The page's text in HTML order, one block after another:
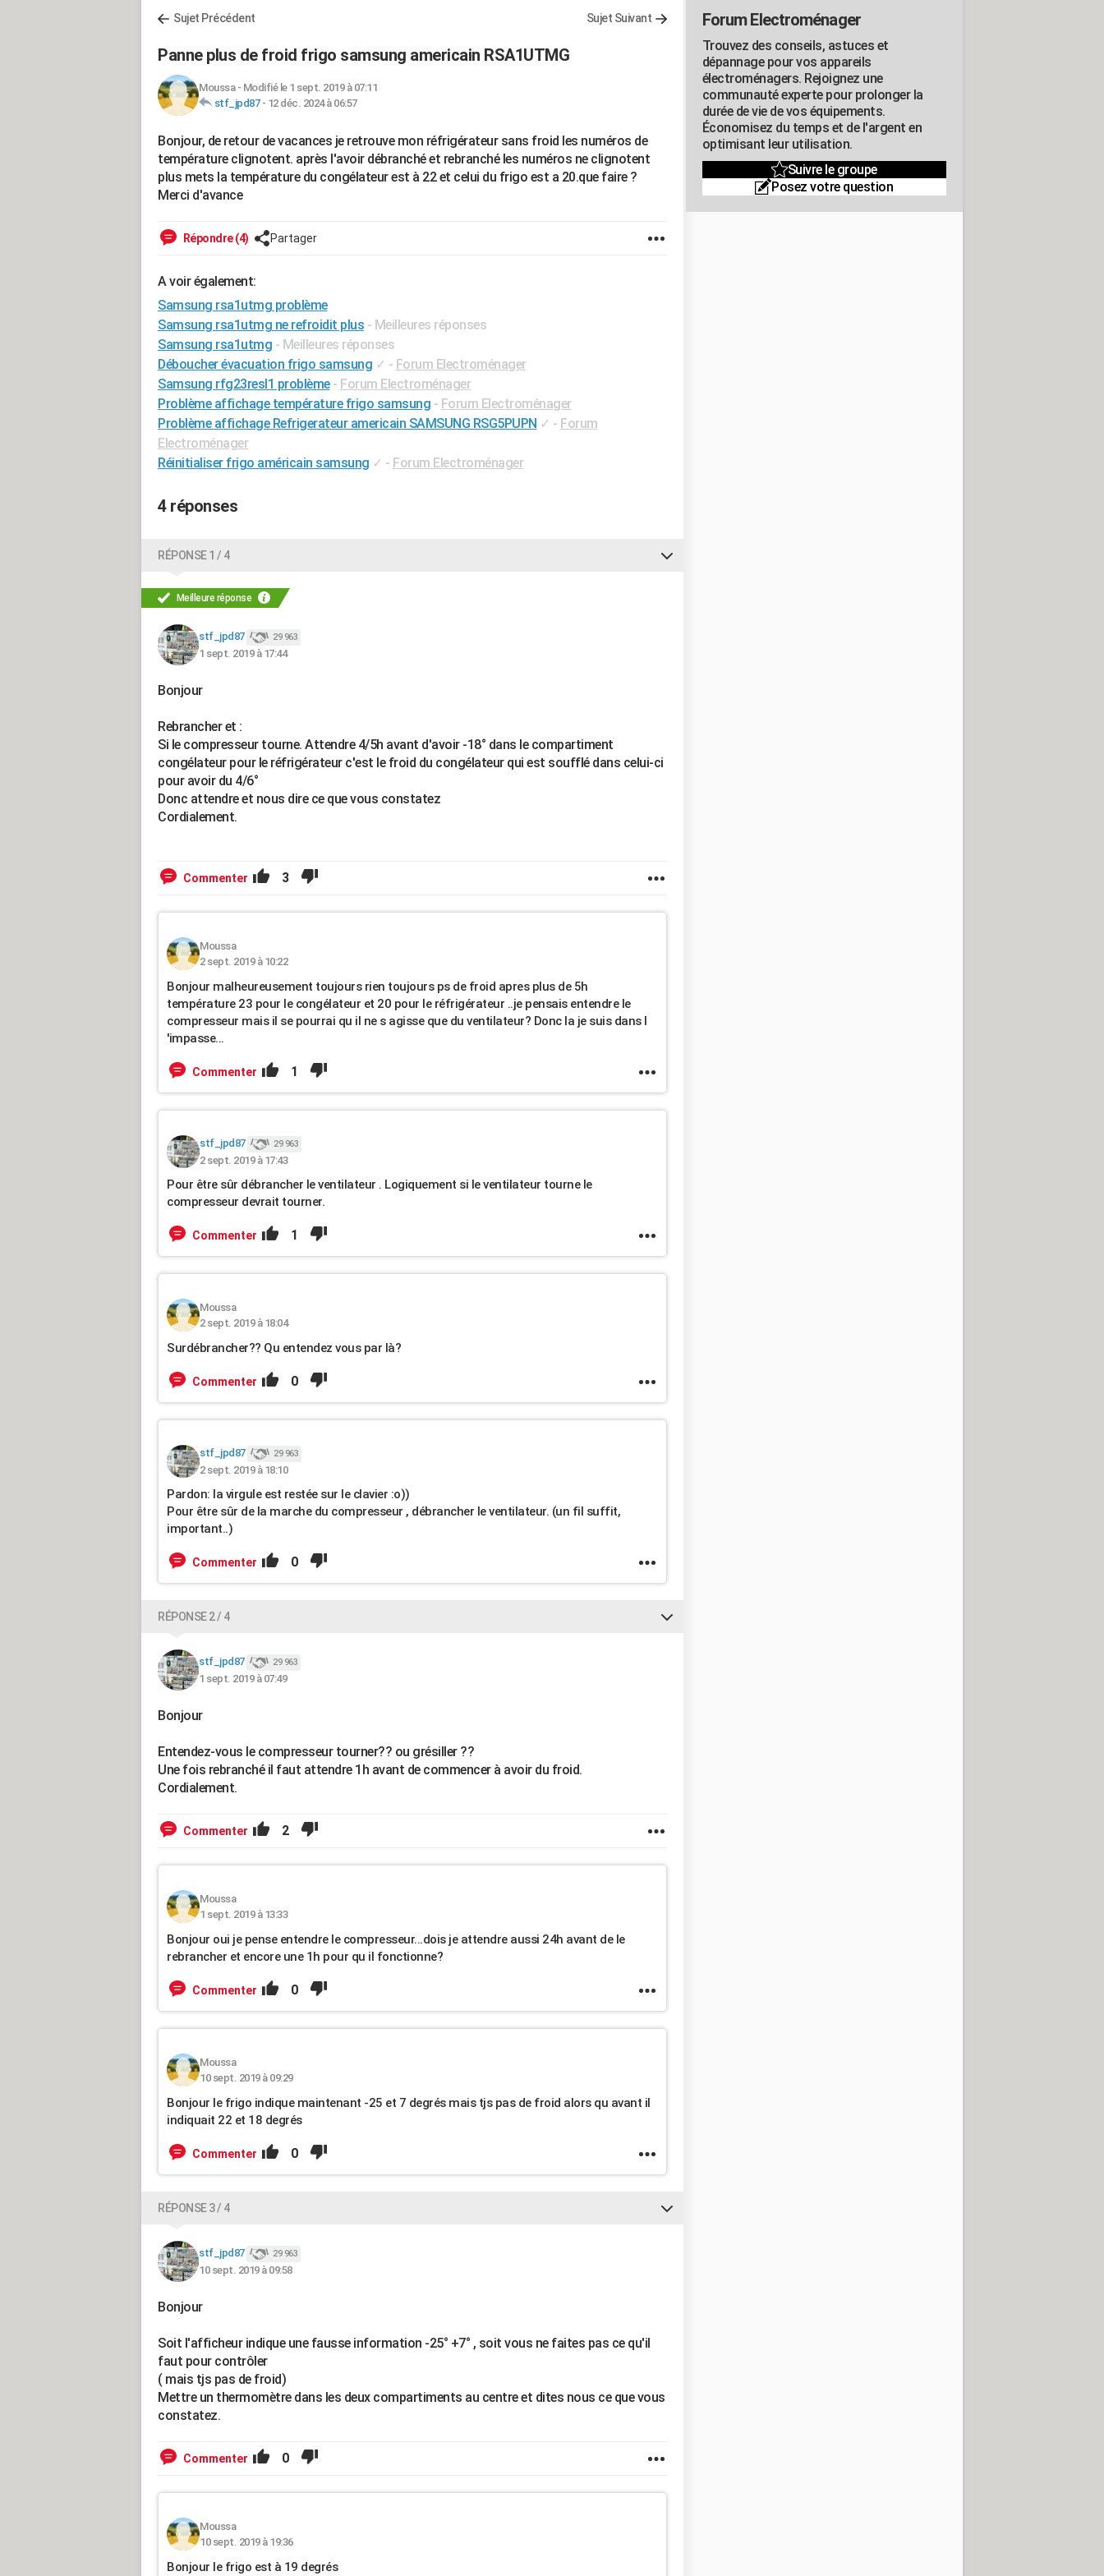
Sujet Précédent Sujet Suivant
Panne plus de froid frigo samsung americain RSA1UTMG
Moussa- Modifié le 1 sept. 2019 à 07:11
stf_jpd87- 12 déc. 2024 à 06:57
Bonjour, de retour de vacances je retrouve mon réfrigérateur sans froid les numéros de
température clignotent. après l'avoir débranché et rebranché les numéros ne clignotent
plus mets la température du congélateur est à 22 et celui du frigo est a 20.que faire ?
Merci d'avance
Répondre (4) Partager
A voir également:
Samsung rsa1utmg problème
Samsung rsa1utmg ne refroidit plus - Meilleures réponses
Samsung rsa1utmg - Meilleures réponses
Déboucher évacuation frigo samsung ✓ - Forum Electroménager
Samsung rfg23resl1 problème - Forum Electroménager
Problème affichage température frigo samsung - Forum Electroménager
Problème affichage Refrigerateur americain SAMSUNG RSG5PUPN ✓ - Forum
Electroménager
Réinitialiser frigo américain samsung ✓ - Forum Electroménager
4 réponses
RÉPONSE 1 / 4
Meilleure réponse
stf_jpd87 29 963
1 sept. 2019 à 17:44
Bonjour
Rebrancher et :
Si le compresseur tourne. Attendre 4/5h avant d'avoir -18° dans le compartiment
congélateur pour le réfrigérateur c'est le froid du congélateur qui est soufflé dans celui-ci
pour avoir du 4/6°
Donc attendre et nous dire ce que vous constatez
Cordialement.
Commenter 3
Moussa
2 sept. 2019 à 10:22
Bonjour malheureusement toujours rien toujours ps de froid apres plus de 5h
température 23 pour le congélateur et 20 pour le réfrigérateur ..je pensais entendre le
compresseur mais il se pourrai qu il ne s agisse que du ventilateur? Donc la je suis dans l
'impasse...
Commenter 1
stf_jpd87 29 963
2 sept. 2019 à 17:43
Pour être sûr débrancher le ventilateur . Logiquement si le ventilateur tourne le
compresseur devrait tourner.
Commenter 1
Moussa
2 sept. 2019 à 18:04
Surdébrancher?? Qu entendez vous par là?
Commenter 0
stf_jpd87 29 963
2 sept. 2019 à 18:10
Pardon: la virgule est restée sur le clavier :o))
Pour être sûr de la marche du compresseur , débrancher le ventilateur. (un fil suffit,
important..)
Commenter 0
RÉPONSE 2 / 4
stf_jpd87 29 963
1 sept. 2019 à 07:49
Bonjour
Entendez-vous le compresseur tourner?? ou grésiller ??
Une fois rebranché il faut attendre 1h avant de commencer à avoir du froid.
Cordialement.
Commenter 2
Moussa
1 sept. 2019 à 13:33
Bonjour oui je pense entendre le compresseur...dois je attendre aussi 24h avant de le
rebrancher et encore une 1h pour qu il fonctionne?
Commenter 0
Moussa
10 sept. 2019 à 09:29
Bonjour le frigo indique maintenant -25 et 7 degrés mais tjs pas de froid alors qu avant il
indiquait 22 et 18 degrés
Commenter 0
RÉPONSE 3 / 4
stf_jpd87 29 963
10 sept. 2019 à 09:58
Bonjour
Soit l'afficheur indique une fausse information -25° +7° , soit vous ne faites pas ce qu'il
faut pour contrôler
( mais tjs pas de froid)
Mettre un thermomètre dans les deux compartiments au centre et dites nous ce que vous
constatez.
Commenter 0
Moussa
10 sept. 2019 à 19:36
Bonjour le frigo est à 19 degrés
Forum Electroménager
Trouvez des conseils, astuces et
dépannage pour vos appareils
électroménagers. Rejoignez une
communauté experte pour prolonger la
durée de vie de vos équipements.
Économisez du temps et de l'argent en
optimisant leur utilisation.
Suivre le groupe
Posez votre question